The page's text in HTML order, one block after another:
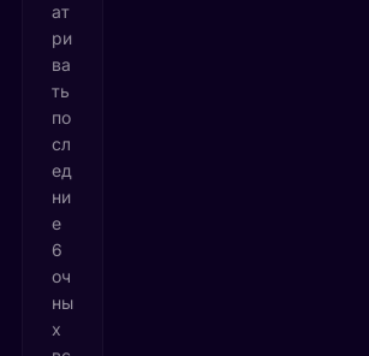
ат
ри
ва
ть
по
сл
ед
ни
е
6
оч
ны
х